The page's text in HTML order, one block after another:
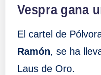
Vespra gana
El cartel de
Ramón, se ha
Laus de Oro.